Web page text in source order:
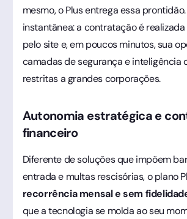
mesmo, o Plus entrega essa
instantânea: a contratação é
pelo site e, em poucos minutos, sua
camadas de segurança e inteligência
restritas a grandes corporações.
Autonomia estratégica e
financeiro
Diferente de soluções que impõem
entrada e multas rescisórias, o plano
recorrência mensal e sem
que a tecnologia se molda ao seu